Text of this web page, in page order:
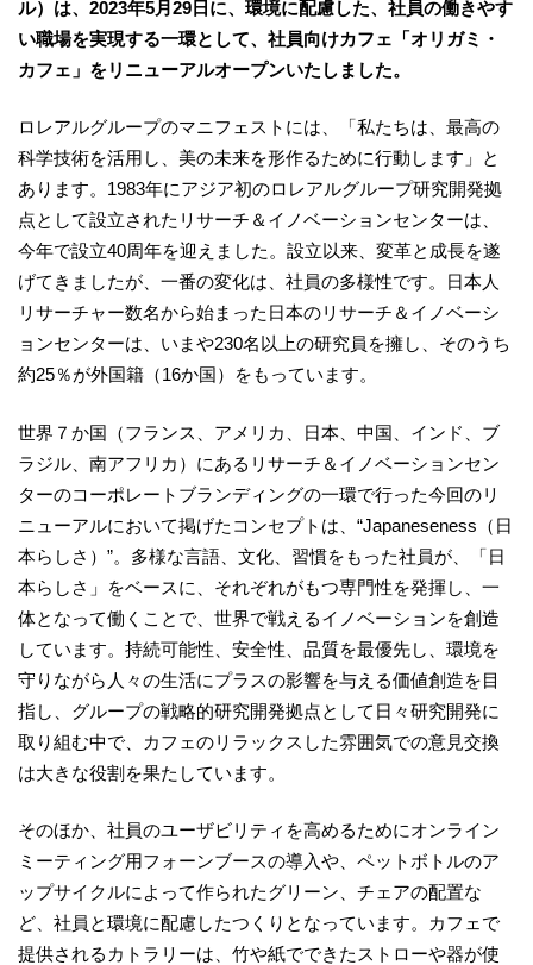
ル）は、2023年5月29日に、環境に配慮した、社員の働きやす
い職場を実現する一環として、社員向けカフェ「オリガミ・
カフェ」をリニューアルオープンいたしました。
ロレアルグループのマニフェストには、「私たちは、最高の
科学技術を活用し、美の未来を形作るために行動します」と
あります。1983年にアジア初のロレアルグループ研究開発拠
点として設立されたリサーチ＆イノベーションセンターは、
今年で設立40周年を迎えました。設立以来、変革と成長を遂
げてきましたが、一番の変化は、社員の多様性です。日本人
リサーチャー数名から始まった日本のリサーチ＆イノベーシ
ョンセンターは、いまや230名以上の研究員を擁し、そのうち
約25％が外国籍（16か国）をもっています。
世界７か国（フランス、アメリカ、日本、中国、インド、ブ
ラジル、南アフリカ）にあるリサーチ＆イノベーションセン
ターのコーポレートブランディングの一環で行った今回のリ
ニューアルにおいて掲げたコンセプトは、“Japaneseness（日
本らしさ）”。多様な言語、文化、習慣をもった社員が、「日
本らしさ」をベースに、それぞれがもつ専門性を発揮し、一
体となって働くことで、世界で戦えるイノベーションを創造
しています。持続可能性、安全性、品質を最優先し、環境を
守りながら人々の生活にプラスの影響を与える価値創造を目
指し、グループの戦略的研究開発拠点として日々研究開発に
取り組む中で、カフェのリラックスした雰囲気での意見交換
は大きな役割を果たしています。
そのほか、社員のユーザビリティを高めるためにオンライン
ミーティング用フォーンブースの導入や、ペットボトルのア
ップサイクルによって作られたグリーン、チェアの配置な
ど、社員と環境に配慮したつくりとなっています。カフェで
提供されるカトラリーは、竹や紙でできたストローや器が使